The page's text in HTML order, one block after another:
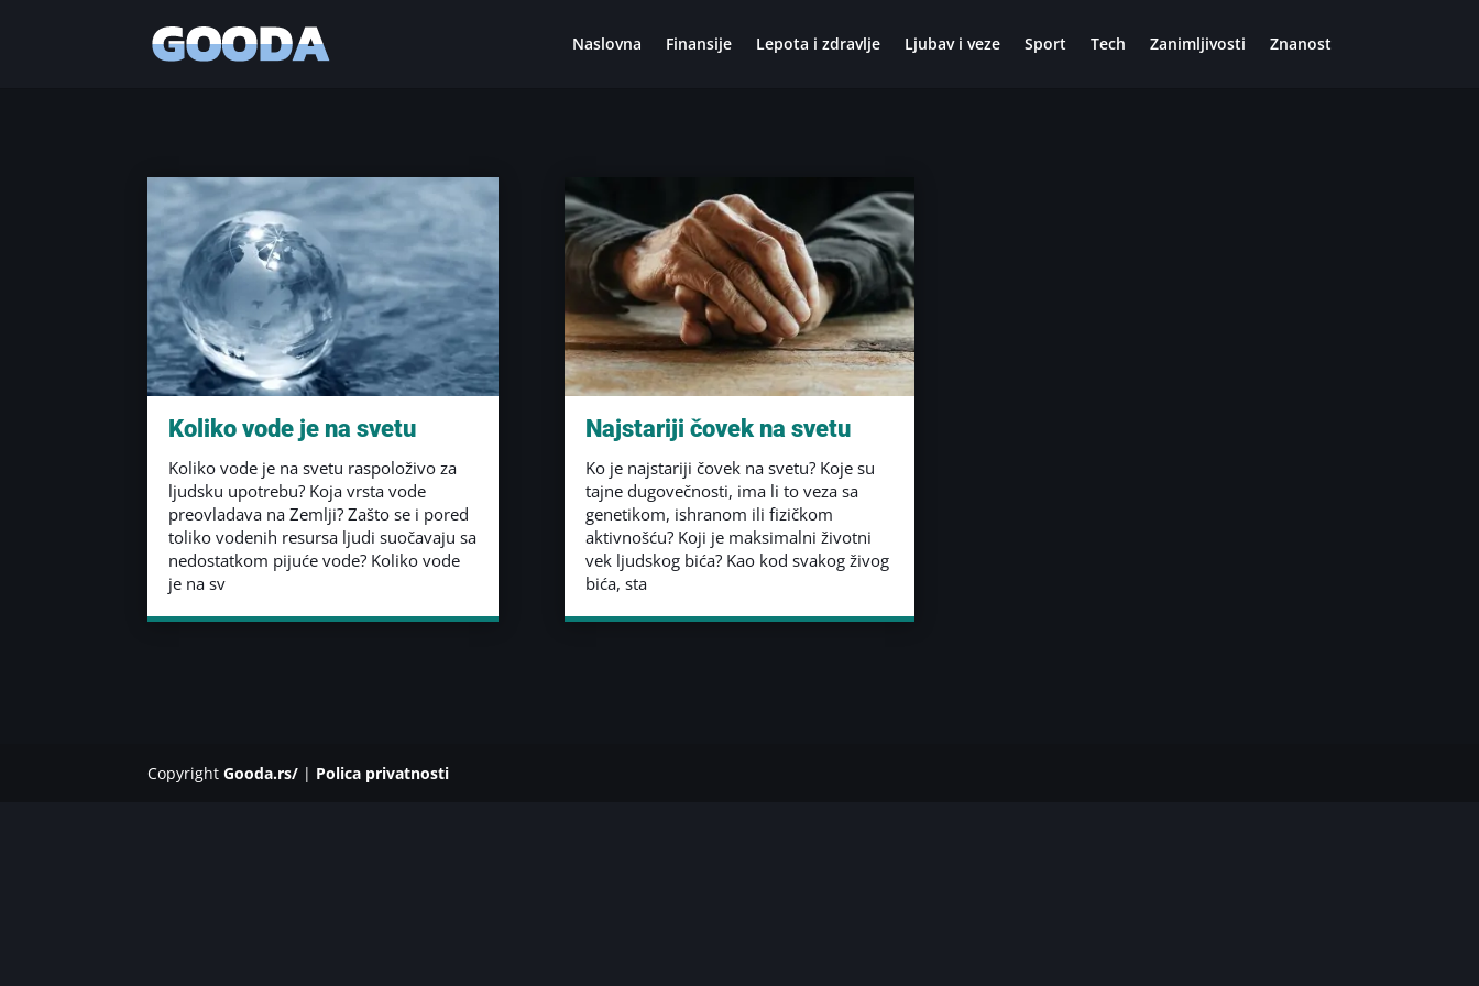
Naslovna Finansije Lepota i zdravlje Ljubav i veze Sport Tech Zanimljivosti Znanost
Koliko vode je na svetu
Koliko vode je na svetu raspoloživo za
ljudsku upotrebu? Koja vrsta vode
preovladava na Zemlji? Zašto se i pored
toliko vodenih resursa ljudi suočavaju sa
nedostatkom pijuće vode? Koliko vode
je na sv
Najstariji čovek na svetu
Ko je najstariji čovek na svetu? Koje su
tajne dugovečnosti, ima li to veza sa
genetikom, ishranom ili fizičkom
aktivnošću? Koji je maksimalni životni
vek ljudskog bića? Kao kod svakog živog
bića, sta
CopyrightGooda.rs/ | Polica privatnosti